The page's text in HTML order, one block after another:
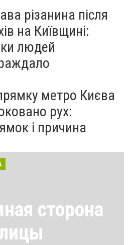
різанина після
на Київщині:
людей
метро Києва
рух:
і причина
сторона